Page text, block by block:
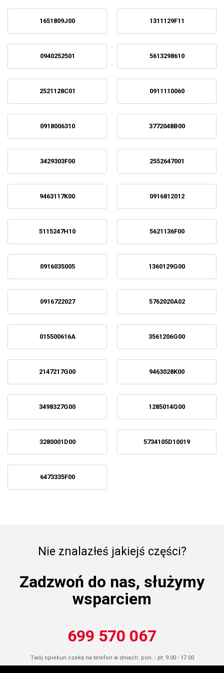
1651809J00 1311129F11
0940252501 5613298610
2521128C01 0911110060
0918006310 3772048B00
3429303F00 2552647001
9463117K00 0916812012
5115247H10 5621136F00
0916035005 1360129G00
0916722027 5762020A02
015500616A 3561206G00
2147217G00 9463028K00
3498327G00 1285014G00
3280001D00 5734105D10019
6473335F00
Nie znalazłeś jakiejś części?
Zadzwoń do nas, służymy
wsparciem
699 570 067
Twój opiekun czeka na telefon w dniach: pon. - pt. 9.00 - 17.00